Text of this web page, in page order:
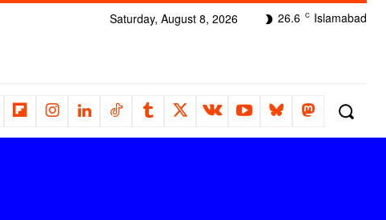
26.6 C Islamabad
Saturday, August 8, 2026